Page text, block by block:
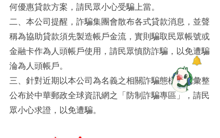
何優惠貸款方案，請民眾小心受騙上當。
二、本公司提醒，詐騙集團會散布各式貸款消息，並聲
稱為協助貸款須先製造帳戶金流，實則騙取民眾帳號或
金融卡作為人頭帳戶使用，請民眾慎防詐騙，以免遭騙
淪為人頭帳戶。
三、針對近期以本公司為名義之相關詐騙態樣，已彙整
公布於中華郵政全球資訊網之「防制詐騙專區」，請民
眾小心求證，以免遭騙。